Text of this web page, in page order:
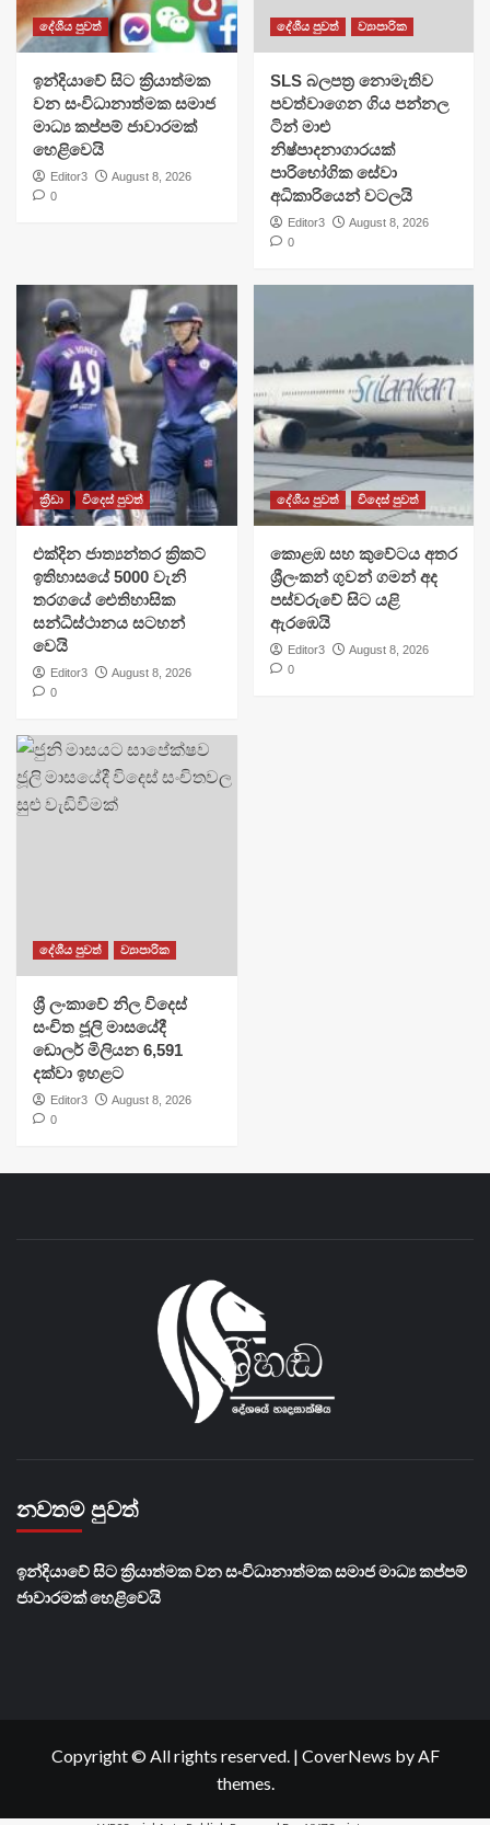
දේශීය පුවත්
​ඉන්දියාවේ සිට ක්‍රියාත්මක
වන සංවිධානාත්මක සමාජ
මාධ්‍ය කප්පම් ජාවාරමක්
හෙළිවෙයි
Editor3
August 8, 2026
0
දේශීය පුවත් ව්‍යාපාරික
SLS බලපත්‍ර නොමැතිව
පවත්වාගෙන ගිය පන්නල
ටින් මාළු
නිෂ්පාදනාගාරයක්
පාරිභෝගික සේවා
අධිකාරියෙන් වටලයි
Editor3
August 8, 2026
0
ක්‍රීඩා විදෙස් පුවත්
එක්දින ජාත්‍යන්තර ක්‍රිකට්
ඉතිහාසයේ 5000 වැනි
තරගයේ ඓතිහාසික
සන්ධිස්ථානය සටහන්
වෙයි
Editor3
August 8, 2026
0
දේශීය පුවත් විදෙස් පුවත්
​කොළඹ සහ කුවේටය අතර
ශ්‍රීලංකන් ගුවන් ගමන් අද
පස්වරුවේ සිට යළි
ඇරඹෙයි
Editor3
August 8, 2026
0
දේශීය පුවත් ව්‍යාපාරික
ශ්‍රී ලංකාවේ නිල විදෙස්
සංචිත ජූලි මාසයේදී
ඩොලර් මිලියන 6,591
දක්වා ඉහළට
Editor3
August 8, 2026
0
නවතම පුවත්
​ඉන්දියාවේ සිට ක්‍රියාත්මක වන සංවිධානාත්මක සමාජ මාධ්‍ය කප්පම්
ජාවාරමක් හෙළිවෙයි
Copyright © All rights reserved. | CoverNews by AF
themes.